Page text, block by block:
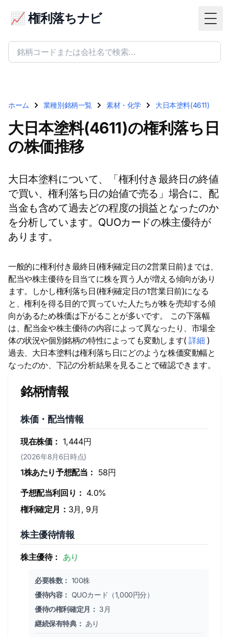
📈 権利落ちナビ
ホーム 業種別銘柄一覧 素材・化学 大日本塗料(4611)
大日本塗料(4611)の権利落ち日
の株価推移
大日本塗料について、「権利付き最終日の終値
で買い、権利落ち日の始値で売る」場合に、配
当金も含めて過去どの程度の損益となったのか
を分析しています。QUOカードの株主優待が
あります。
一般的に権利付き最終日(権利確定日の2営業日前)までは、
配当や株主優待を目当てに株を買う人が増える傾向があり
ます。しかし権利落ち日(権利確定日の1営業日前)になる
と、権利を得る目的で買っていた人たちが株を売却する傾
向があるため株価は下がることが多いです。 この下落幅
は、配当金や株主優待の内容によって異なったり、市場全
体の状況や個別銘柄の特性によっても変動します(詳細 )
過去、大日本塗料は権利落ち日にどのような株価変動幅と
なったのか、下記の分析結果を見ることで確認できます。
銘柄情報
株価・配当情報
現在株価： 1,444円
(2026年8月6日時点)
1株あたり予想配当： 58円
予想配当利回り： 4.0%
権利確定月： 3月, 9月
株主優待情報
株主優待： あり
必要株数： 100株
優待内容： QUOカード（1,000円分）
優待の権利確定月： 3月
継続保有特典： あり